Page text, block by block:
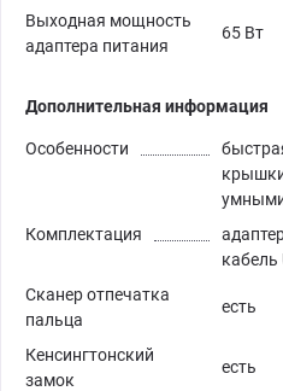
Выходная мощность
адаптера питания
65 Вт
Дополнительная информация
Особенности
Комплектация
кабель
Сканер отпечатка
пальца
есть
Кенсингтонский
замок
есть